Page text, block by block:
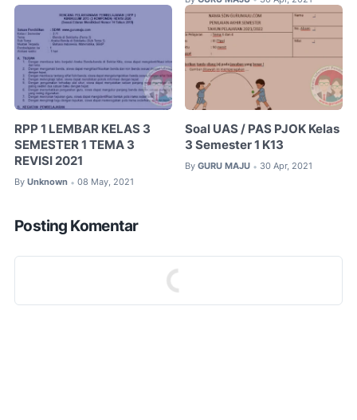
RPP 1 LEMBAR KELAS 3
SEMESTER 1 TEMA 3
REVISI 2021
By Unknown • 08 May, 2021
Soal UAS / PAS PJOK Kelas
3 Semester 1 K13
By GURU MAJU • 30 Apr, 2021
Posting Komentar